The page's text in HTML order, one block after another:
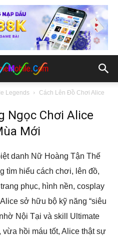
Legends
Cách Lên Đồ Chơi Alice
Ngọc Chơi Alice
Mới
danh Nữ Hoàng Tận Thế
tìm hiểu cách chơi, lên đồ,
phục, hình nền, cosplay
sở hữu bộ kỹ năng “siêu
Nội Tại và skill Ultimate
hồi máu tốt, Alice thật sự